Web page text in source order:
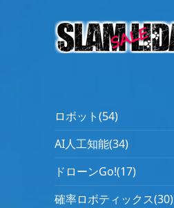
ロボット(54)
AI人工知能(34)
ドローンGo!(17)
確率ロボティックス(30)